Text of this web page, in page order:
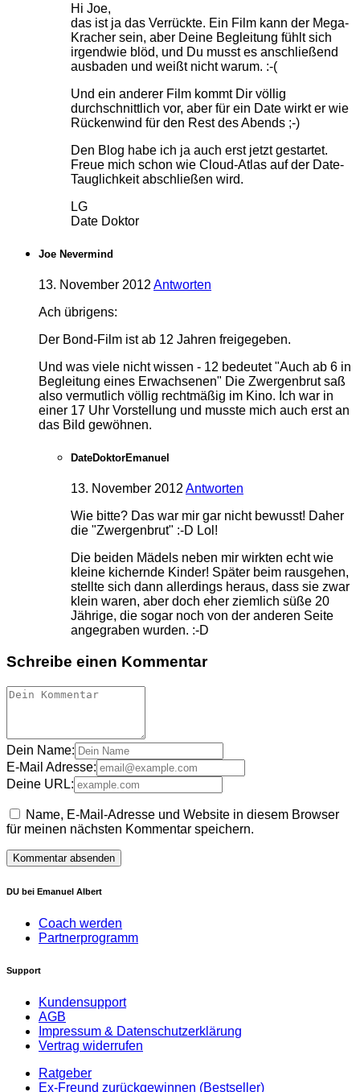
Hi Joe,
das ist ja das Verrückte. Ein Film kann der Mega-
Kracher sein, aber Deine Begleitung fühlt sich
irgendwie blöd, und Du musst es anschließend
ausbaden und weißt nicht warum. :-(
Und ein anderer Film kommt Dir völlig
durchschnittlich vor, aber für ein Date wirkt er wie
Rückenwind für den Rest des Abends ;-)
Den Blog habe ich ja auch erst jetzt gestartet.
Freue mich schon wie Cloud-Atlas auf der Date-
Tauglichkeit abschließen wird.
LG
Date Doktor
Joe Nevermind
13. November 2012 Antworten
Ach übrigens:
Der Bond-Film ist ab 12 Jahren freigegeben.
Und was viele nicht wissen - 12 bedeutet "Auch ab 6 in
Begleitung eines Erwachsenen" Die Zwergenbrut saß
also vermutlich völlig rechtmäßig im Kino. Ich war in
einer 17 Uhr Vorstellung und musste mich auch erst an
das Bild gewöhnen.
DateDoktorEmanuel
13. November 2012 Antworten
Wie bitte? Das war mir gar nicht bewusst! Daher
die "Zwergenbrut" :-D Lol!
Die beiden Mädels neben mir wirkten echt wie
kleine kichernde Kinder! Später beim rausgehen,
stellte sich dann allerdings heraus, dass sie zwar
klein waren, aber doch eher ziemlich süße 20
Jährige, die sogar noch von der anderen Seite
angegraben wurden. :-D
Schreibe einen Kommentar
Dein Name:
E-Mail Adresse:
Deine URL:
Name, E-Mail-Adresse und Website in diesem Browser
für meinen nächsten Kommentar speichern.
DU bei Emanuel Albert
Coach werden
Partnerprogramm
Support
Kundensupport
AGB
Impressum & Datenschutzerklärung
Vertrag widerrufen
Ratgeber
Ex-Freund zurückgewinnen (Bestseller)